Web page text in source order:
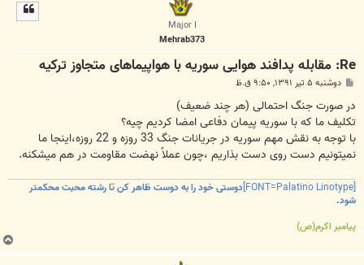
Major I
Mehrab373
Re: مقابله پدافند هوایی سوریه با هواپیما‌های متجاوز ترکیه
پ
ت
دوشنبه ۵ تیر ۱۳۹۱, ۹:۵۰ ق.ظ
در صورت جنگ احتمالی (هر چند ضعیف)
تکلیف ما که با سوریه پیمان دفاعی امضا کردیم چیه؟
با توجه به نقش مهم سوریه در جریانات جنگ 33 روزه و 22 روزه،اینجا ما
نمیتونیم دست روی دست بذاریم ،چون عملاً نهضت مقاومت در هم میشکنه.
دوستی خود را به دوست ظاهر کن تا رشته محبت محکمتر
شود.
پیامبر اکرم(ص)
ب
ا